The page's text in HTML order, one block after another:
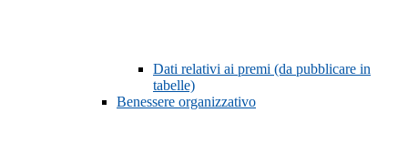
Dati relativi ai premi (da pubblicare in
tabelle)
Benessere organizzativo